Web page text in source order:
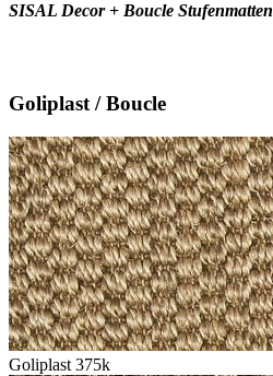
SISAL Decor + Boucle Stufenmatten
Goliplast / Boucle
Goliplast 375k